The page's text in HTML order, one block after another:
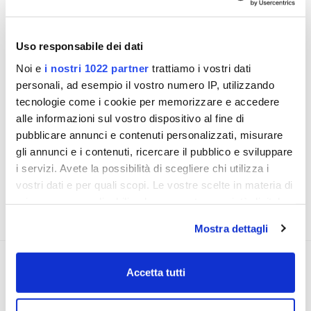
Uso responsabile dei dati
Noi e i nostri 1022 partner trattiamo i vostri dati
personali, ad esempio il vostro numero IP, utilizzando
tecnologie come i cookie per memorizzare e accedere
alle informazioni sul vostro dispositivo al fine di
pubblicare annunci e contenuti personalizzati, misurare
gli annunci e i contenuti, ricercare il pubblico e sviluppare
i servizi. Avete la possibilità di scegliere chi utilizza i
vostri dati e per quali scopi. Le vostre scelte in materia di
modificare o revocare il proprio consenso in qualsiasi
momento dalla Dichiarazione sui cookie o facendo clic
sull'icona di attivazione della privacy.
Con il tuo consenso, vorremmo anche:
Mostra dettagli
Accetta tutti
Kick-up blocchi di montaggio in posizione "up"
Cavo 10M fissato
Specifiche:
Peso: 4 kg (8.9 lb)
Hull deadrise: fino a 28 °
Finestra Acoustic: uretano
SCHEDA TECNICA
RICHIEDI INFORMAZIONI
OPINIONE DEI CLIENTI